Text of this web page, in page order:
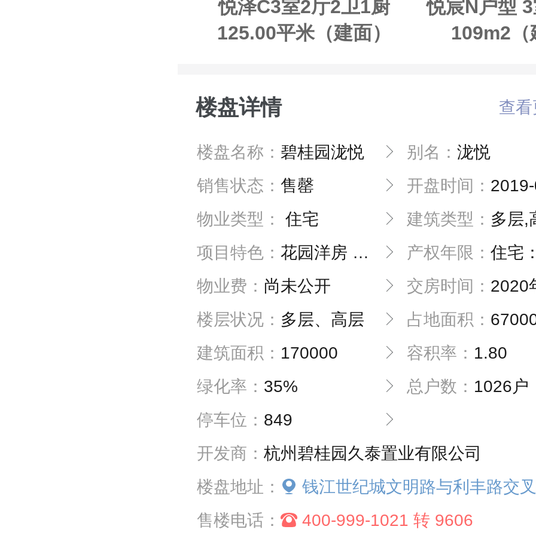
悦泽C3室2厅2卫1厨
125.00平米（建面）
悦宸N户型
109m2（
楼盘详情 查
楼盘名称： 碧桂园泷悦 别名： 泷悦
销售状态： 售罄 开盘时间：
物业类型：
住宅 建筑类型： 多层,高层,
项目特色： 花园洋房 别墅 公园地 产权年限： 住宅
物业费： 尚未公开 交房时间： 2020年3
楼层状况： 多层、高层 占地面积：
建筑面积： 170000 容积率： 1.80
绿化率： 35% 总户数： 1026户
停车位： 849
开发商： 杭州碧桂园久泰置业有限公司
楼盘地址：
钱江世纪城文明路与利丰路交
售楼电话：
400-999-1021 转 9606